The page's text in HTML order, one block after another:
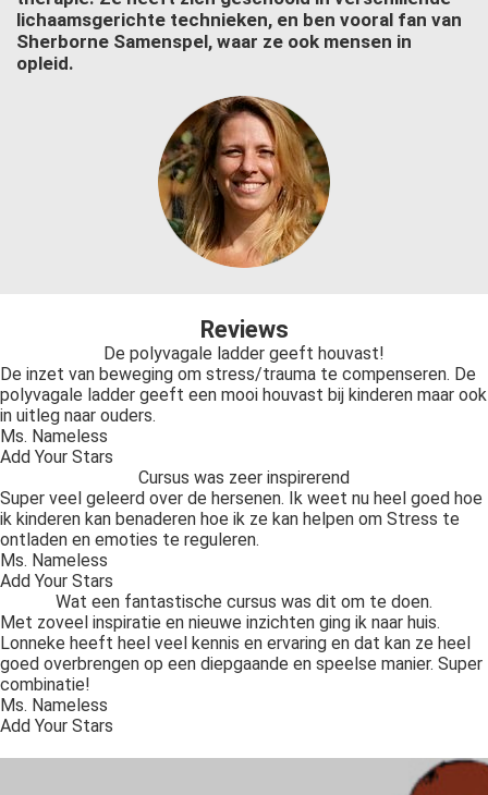
lichaamsgerichte technieken, en ben vooral fan van
Sherborne Samenspel, waar ze ook mensen in
opleid.
Reviews
De polyvagale ladder geeft houvast!
De inzet van beweging om stress/trauma te compenseren. De
polyvagale ladder geeft een mooi houvast bij kinderen maar ook
in uitleg naar ouders.
Ms. Nameless
Add Your Stars
Cursus was zeer inspirerend
Super veel geleerd over de hersenen. Ik weet nu heel goed hoe
ik kinderen kan benaderen hoe ik ze kan helpen om Stress te
ontladen en emoties te reguleren.
Ms. Nameless
Add Your Stars
Wat een fantastische cursus was dit om te doen.
Met zoveel inspiratie en nieuwe inzichten ging ik naar huis.
Lonneke heeft heel veel kennis en ervaring en dat kan ze heel
goed overbrengen op een diepgaande en speelse manier. Super
combinatie!
Ms. Nameless
Add Your Stars